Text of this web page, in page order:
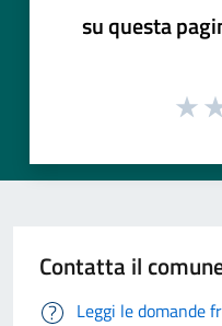
su questa
Contatta il
Leggi le domande